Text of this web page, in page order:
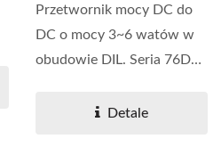
Przetwornik mocy DC do
DC o mocy 3~6 watów w
obudowie DIL. Seria 76DC-
Detale